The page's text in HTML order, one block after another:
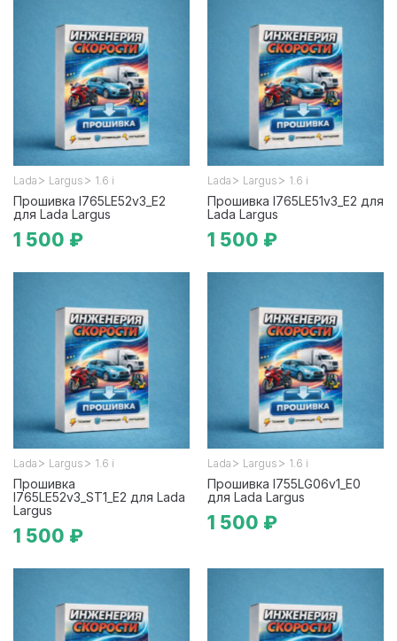
Lada > Largus > 1.6 i
Прошивка I765LE52v3_E2
для Lada Largus
1 500 ₽
Lada > Largus > 1.6 i
Прошивка I765LE51v3_E2 для
Lada Largus
1 500 ₽
Lada > Largus > 1.6 i
Прошивка
I765LE52v3_ST1_E2 для Lada
Largus
1 500 ₽
Lada > Largus > 1.6 i
Прошивка I755LG06v1_E0
для Lada Largus
1 500 ₽